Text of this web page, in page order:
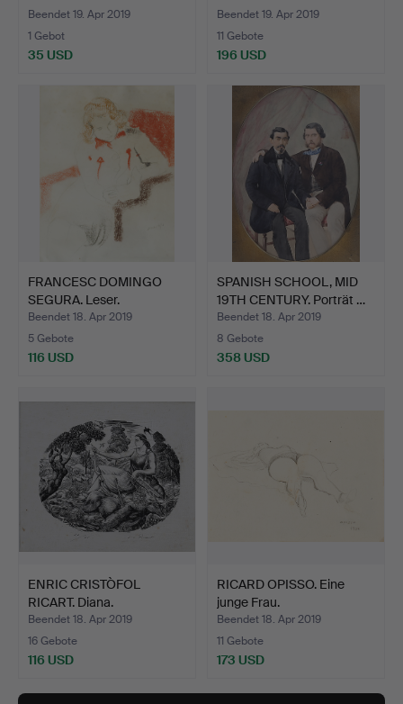
Beendet 19. Apr 2019
1 Gebot
35 USD
Beendet 19. Apr 2019
11 Gebote
196 USD
FRANCESC DOMINGO
SEGURA. Leser.
Beendet 18. Apr 2019
5 Gebote
116 USD
SPANISH SCHOOL, MID
19TH CENTURY. Porträt …
Beendet 18. Apr 2019
8 Gebote
358 USD
ENRIC CRISTÒFOL
RICART. Diana.
Beendet 18. Apr 2019
16 Gebote
116 USD
RICARD OPISSO. Eine
junge Frau.
Beendet 18. Apr 2019
11 Gebote
173 USD